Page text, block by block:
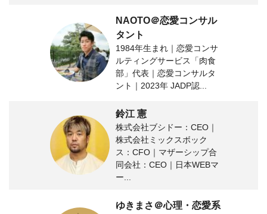
NAOTO＠恋愛コンサル
タント
1984年生まれ｜恋愛コンサ
ルティングサービス「肉食
部」代表｜恋愛コンサルタ
ント｜2023年 JADP認...
鈴江 憲
株式会社ブシドー：CEO｜
株式会社ミックスボック
ス：CFO｜マザーシップ合
同会社：CEO｜日本WEBマ
ー...
ゆきまさ＠心理・恋愛系